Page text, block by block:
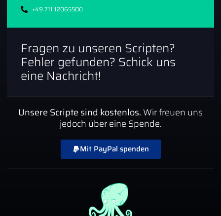
+49 711 12065500
Fragen zu unseren Scripten?
Fehler gefunden? Schick uns
eine Nachricht!
Unsere Scripte sind kostenlos. Wir freuen uns
jedoch über eine Spende.
Mit PayPal spenden